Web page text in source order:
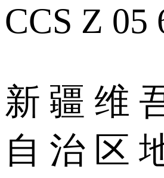
CCS Z 05
新 疆 维
自 治 区